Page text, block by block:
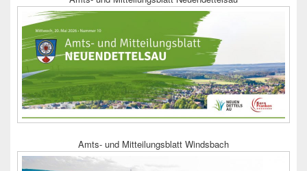
Amts- und Mitteilungsblatt Windsbach